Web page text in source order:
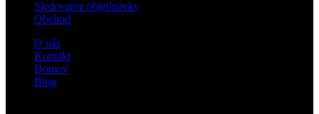
Sledovanie objednávky
Obchod
O nás
Kontakt
Domov
Blog